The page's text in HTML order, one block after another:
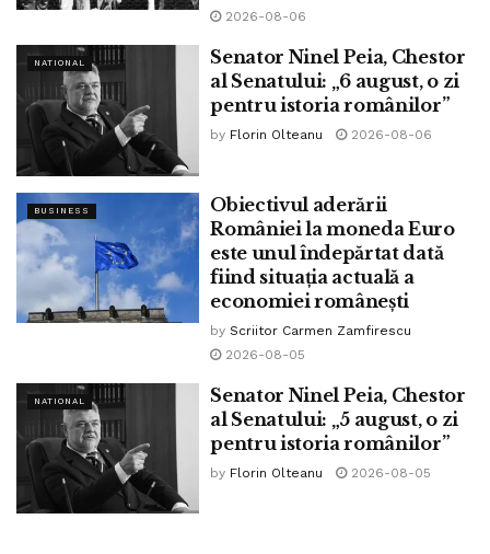
2026-08-06
NATIONAL
Senator Ninel Peia, Chestor
al Senatului: „6 august, o zi
pentru istoria românilor”
by Florin Olteanu 2026-08-06
BUSINESS
Obiectivul aderării
României la moneda Euro
este unul îndepărtat dată
fiind situația actuală a
economiei românești
by Scriitor Carmen Zamfirescu
2026-08-05
NATIONAL
Senator Ninel Peia, Chestor
al Senatului: „5 august, o zi
pentru istoria românilor”
by Florin Olteanu 2026-08-05